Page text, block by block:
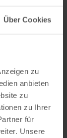
Über Cookies
zu
anbieten
zu
zu Ihrer
für
Unsere
jetzt